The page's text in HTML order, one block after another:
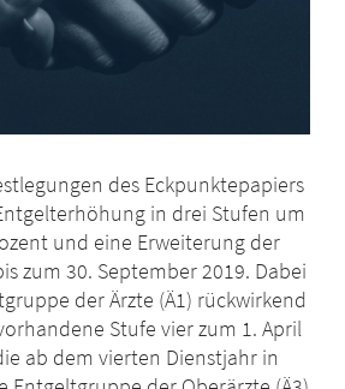
des Eckpunktepapiers
in drei Stufen um
und eine Erweiterung der
zum 30. September 2019. Dabei
der Ärzte (Ä1) rückwirkend
Stufe vier zum 1. April
ab dem vierten Dienstjahr in